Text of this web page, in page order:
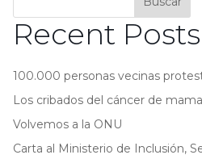
Recent Posts
100.000 personas vecinas
Los cribados del cáncer de mama
Volvemos a la ONU
Carta al Ministerio de Inclusión,